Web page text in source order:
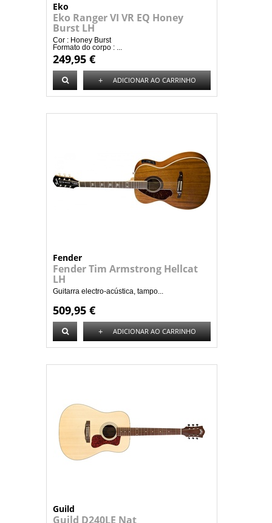
Eko
Eko Ranger VI VR EQ Honey
Burst LH
Cor : Honey Burst
Formato do corpo : ...
249,95 €
+ ADICIONAR AO CARRINHO
Fender
Fender Tim Armstrong Hellcat
LH
Guitarra electro-acústica, tampo...
509,95 €
+ ADICIONAR AO CARRINHO
Guild
Guild D240LE Nat